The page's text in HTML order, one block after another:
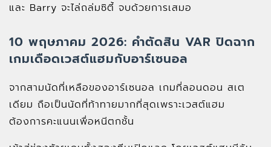
และ Barry จะไล่ถล่มซิตี้ จบด้วยการเสมอ
10 พฤษภาคม 2026: คำตัดสิน VAR ปิดฉาก
เกมเดือดเวสต์แฮมกับอาร์เซนอล
จากสามนัดที่เหลือของอาร์เซนอล เกมที่ลอนดอน สเต
เดียม ถือเป็นนัดที่ท้าทายมากที่สุดเพราะเวสต์แฮม
ต้องการคะแนนเพื่อหนีตกชั้น